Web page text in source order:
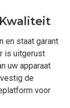
en staat garant
is uitgerust
uw apparaat
de
voor